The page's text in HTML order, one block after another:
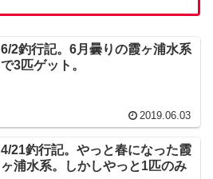
6/2釣行記。6月曇りの霞ヶ浦水系
で3匹ゲット。
2019.06.03
4/21釣行記。やっと春になった霞
ヶ浦水系。しかしやっと1匹のみ